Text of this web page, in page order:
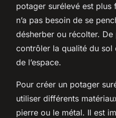
potager surélevé est
n’a pas besoin de se
désherber ou récolter.
contrôler la qualité du sol
de l’espace.
Pour créer un potager
utiliser différents
pierre ou le métal. Il est